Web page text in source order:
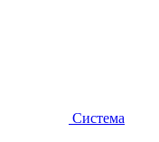
Система